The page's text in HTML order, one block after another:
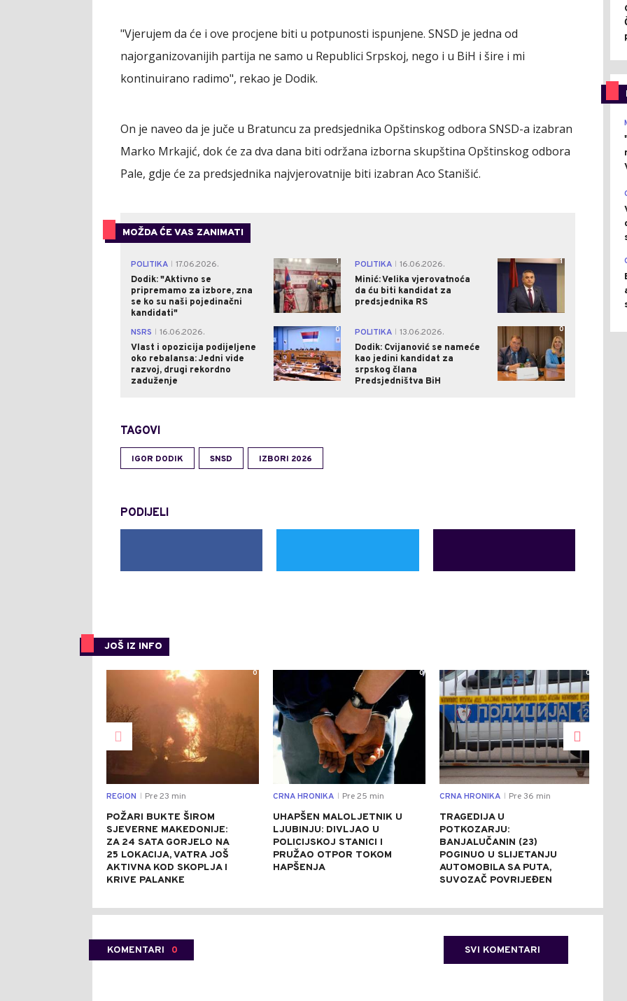
"Vjerujem da će i ove procjene biti u potpunosti ispunjene. SNSD je jedna od
najorganizovanijih partija ne samo u Republici Srpskoj, nego i u BiH i šire i mi
kontinuirano radimo", rekao je Dodik.
On je naveo da je juče u Bratuncu za predsjednika Opštinskog odbora SNSD-a izabran
Marko Mrkajić, dok će za dva dana biti održana izborna skupština Opštinskog odbora
Pale, gdje će za predsjednika najvjerovatnije biti izabran Aco Stanišić.
MOŽDA ĆE VAS ZANIMATI
POLITIKA
17.06.2026.
Dodik: "Aktivno se
pripremamo za izbore, zna
se ko su naši pojedinačni
kandidati"
1 POLITIKA
16.06.2026.
Minić: Velika vjerovatnoća
da ću biti kandidat za
predsjednika RS
1
NSRS
16.06.2026.
Vlast i opozicija podijeljene
oko rebalansa: Jedni vide
razvoj, drugi rekordno
zaduženje
0 POLITIKA
13.06.2026.
Dodik: Cvijanović se nameće
kao jedini kandidat za
srpskog člana
Predsjedništva BiH
0
TAGOVI
IGOR DODIK SNSD IZBORI 2026
PODIJELI
JOŠ IZ INFO
0
REGION Pre 23 min
POŽARI BUKTE ŠIROM
SJEVERNE MAKEDONIJE:
ZA 24 SATA GORJELO NA
25 LOKACIJA, VATRA JOŠ
AKTIVNA KOD SKOPLJA I
KRIVE PALANKE
0
CRNA HRONIKA Pre 25 min
UHAPŠEN MALOLJETNIK U
LJUBINJU: DIVLJAO U
POLICIJSKOJ STANICI I
PRUŽAO OTPOR TOKOM
HAPŠENJA
0
CRNA HRONIKA Pre 36 min
TRAGEDIJA U
POTKOZARJU:
BANJALUČANIN (23)
POGINUO U SLIJETANJU
AUTOMOBILA SA PUTA,
SUVOZAČ POVRIJEĐEN
KOMENTARI 0 SVI KOMENTARI